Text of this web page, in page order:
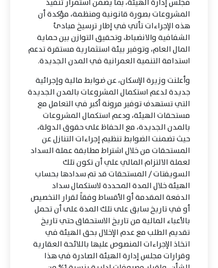
مجلس إدارة الهيئة، بما يضمن استمرار تنفيذ
المشروعات بصورة قانونية ومنظمة، مؤكدة أن
هذه الإجراءات تأتي في إطار ترسيخ مبادئ
الشفافية والانضباط، وتحقيق التوازن بين حماية
المال العام، وتوفير بيئة استثمارية مستقرة تدعم
استدامة التنمية العمرانية في المدن الجديدة.
وأعلنت وزيرة الإسكان، عن ضوابط مالية وإجرائية
جديدة لدعم استكمال المشروعات بالمدن الجديدة
التي تستهدف توفير مرونة أكبر في التعامل مع
مستحقات الهيئة، ودعم استكمال المشروعات
بالمدن الجديدة، مع الحفاظ على حقوق الدولة،
حيث تضمنت الضوابط تنظيم إجراءات التنازل عن
المستحقات من خلال اشتراط مطابقة عملة السداد
لعملة الالتزام المالي علي أن تكون تلك
السويفتات / المستحقات قد تم سدادها بحساب
الهيئة خلال المدة المحددة لاستكمال سداد
الدفعة المقدمة أو الأقساط وفقاً لقرار التخصيص
أو في تاريخ سابق على تلك المدة على أن تحمل
بالأعباء المالية من تاريخ الاستحقاق حتي تاريخ
تقديم الطلب مع عدم الإخلال بحق الهيئة في
اتخاذ الإجراءات المنصوص عليها باللائحة العقارية
وقرارات مجلس إدارة الهيئة الصادرة في هذا